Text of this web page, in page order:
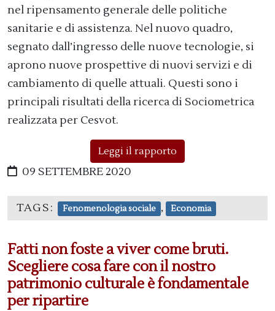
nel ripensamento generale delle politiche
sanitarie e di assistenza. Nel nuovo quadro,
segnato dall’ingresso delle nuove tecnologie, si
aprono nuove prospettive di nuovi servizi e di
cambiamento di quelle attuali. Questi sono i
principali risultati della ricerca di Sociometrica
realizzata per Cesvot.
Leggi il rapporto
09 SETTEMBRE 2020
TAGS: Fenomenologia sociale , Economia
Fatti non foste a viver come bruti.
Scegliere cosa fare con il nostro
patrimonio culturale è fondamentale
per ripartire